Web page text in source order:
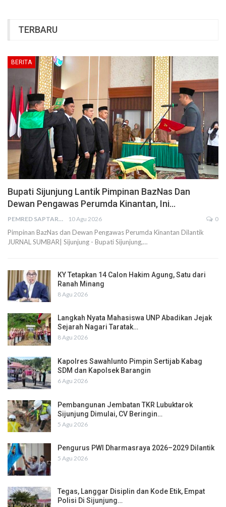
TERBARU
BERITA
Bupati Sijunjung Lantik Pimpinan BazNas Dan
Dewan Pengawas Perumda Kinantan, Ini…
PEMRED SAPTARIUS 10 Agu 2026 0
Pimpinan BazNas dan Dewan Pengawas Perumda Kinantan Dilantik
JURNAL SUMBAR| Sijunjung - Bupati Sijunjung,…
KY Tetapkan 14 Calon Hakim Agung, Satu dari
Ranah Minang
8 Agu 2026
Langkah Nyata Mahasiswa UNP Abadikan Jejak
Sejarah Nagari Taratak…
8 Agu 2026
Kapolres Sawahlunto Pimpin Sertijab Kabag
SDM dan Kapolsek Barangin
6 Agu 2026
Pembangunan Jembatan TKR Lubuktarok
Sijunjung Dimulai, CV Beringin…
5 Agu 2026
Pengurus PWI Dharmasraya 2026–2029 Dilantik
5 Agu 2026
Tegas, Langgar Disiplin dan Kode Etik, Empat
Polisi Di Sijunjung…